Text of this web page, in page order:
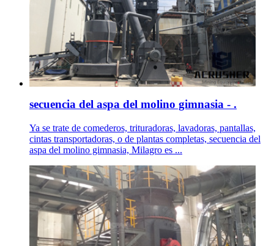
secuencia del aspa del molino gimnasia - .
Ya se trate de comederos, trituradoras, lavadoras, pantallas,
cintas transportadoras, o de plantas completas, secuencia del
aspa del molino gimnasia, Milagro es ...